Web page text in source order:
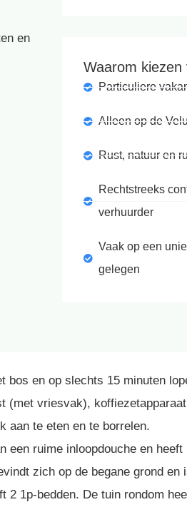
en
Waarom kiezen
Particuliere
Alleen op de
Rust, natuur en
Rechtstreeks
verhuurder
Vaak op een
gelegen
bos en op slechts 15 minuten
(met vriesvak), koffiezetapparaat
aan te eten en te borrelen.
een ruime inloopdouche en heeft
zich op de begane grond en
2 1p-bedden. De tuin rondom